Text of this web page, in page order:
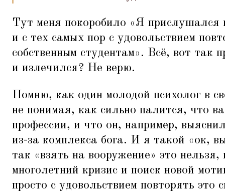
Тут меня покоробило «Я прислушался
и с тех самых пор с удовольствием
собственным студентам». Всё, вот так
и излечился? Не верю.
Помню, как один молодой психолог в
не понимая, как сильно палится, что
профессии, и что он, например,
из-за комплекса бога. И я такой «ок,
так «взять на вооружение» это
многолетний кризис и поиск новой
просто с удовольствием повторять это